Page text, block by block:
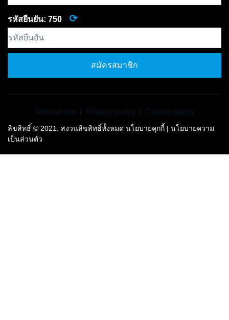
รหัสยืนยัน: 750 ⟳
สมัครสมาชิก
Term of use Privacy policy Cookie policy
ลิขสิทธิ์ © 2021. สงวนลิขสิทธิ์ทั้งหมด นโยบายคุกกี้ | นโยบายความ
เป็นส่วนตัว